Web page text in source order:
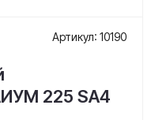
Артикул: 10190
225 SA4